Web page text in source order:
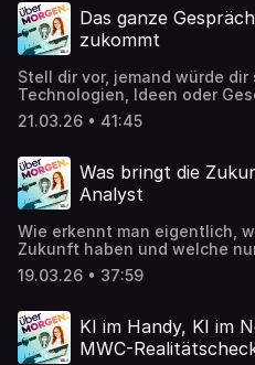
Frage, wie eine Mondstation
kann. Und: Warum genau
Energieversorgung auf der
Das ganze
zukommt
Stell dir vor, jemand würde dir
Technologien, Ideen oder
Jahren plötzlich überall sind.
Analyst Markus Neumann von
Technologien, neue
gesellschaftliche
zu erkennen, was wirklich
21.03.26 • 41:45
Was bringt die
Analyst
Wie erkennt man eigentlich,
Zukunft haben und welche
Jahren beschäftigt sich
dieser Frage. Mit seiner
verstehen, was davon
Folge sprechen wir über zehn
Zukunftsbeobachtung:
19.03.26 • 37:59
KI im Handy, KI im
MWC-